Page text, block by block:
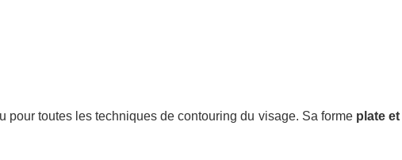
pour toutes les techniques de contouring du visage. Sa forme plate